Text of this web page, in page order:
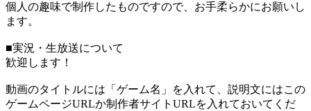
個人の趣味で制作したものですので、お手柔らかにお願いし
ます。
■実況・生放送について
歓迎します！
動画のタイトルには「ゲーム名」を入れて、説明文にはこの
ゲームページURLか制作者サイトURLを入れておいてくだ